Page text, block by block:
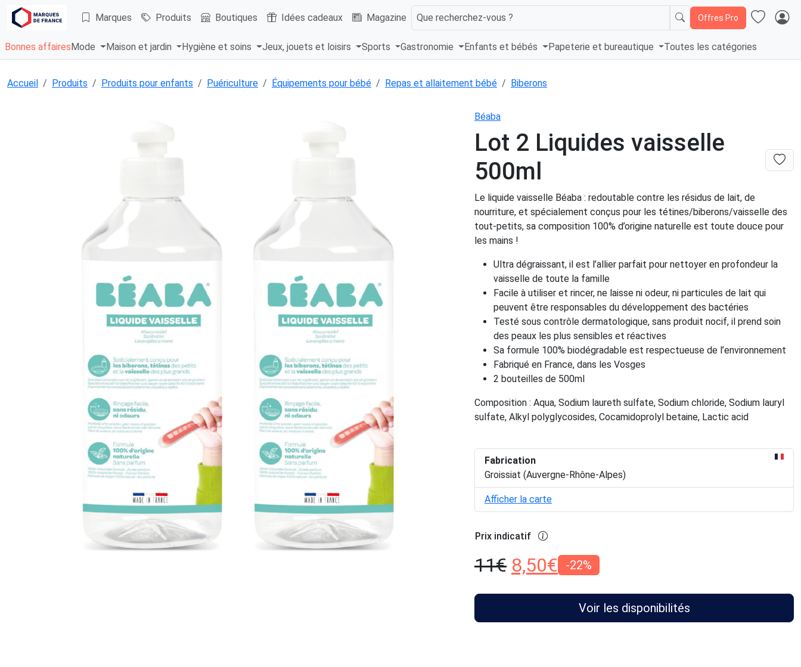
Marques Produits Boutiques Idées cadeaux Magazine Que recherchez-vous ? Offres Pro
Bonnes affaires Mode Maison et jardin Hygiène et soins Jeux, jouets et loisirs Sports Gastronomie Enfants et bébés Papeterie et bureautique Toutes les catégories
Accueil Produits Produits pour enfants Puériculture Équipements pour bébé Repas et allaitement bébé Biberons
Béaba
Lot 2 Liquides vaisselle
500ml
Le liquide vaisselle Béaba : redoutable contre les résidus de lait, de
nourriture, et spécialement conçus pour les tétines/biberons/vaisselle des
tout-petits, sa composition 100% d’origine naturelle est toute douce pour
les mains !
Ultra dégraissant, il est l’allier parfait pour nettoyer en profondeur la
vaisselle de toute la famille
Facile à utiliser et rincer, ne laisse ni odeur, ni particules de lait qui
peuvent être responsables du développement des bactéries
Testé sous contrôle dermatologique, sans produit nocif, il prend soin
des peaux les plus sensibles et réactives
Sa formule 100% biodégradable est respectueuse de l’environnement
Fabriqué en France, dans les Vosges
2 bouteilles de 500ml
Composition : Aqua, Sodium laureth sulfate, Sodium chloride, Sodium lauryl
sulfate, Alkyl polyglycosides, Cocamidoprolyl betaine, Lactic acid
Fabrication
Groissiat (Auvergne-Rhône-Alpes)
Afficher la carte
Prix indicatif
11€ 8,50€ -22%
Voir les disponibilités